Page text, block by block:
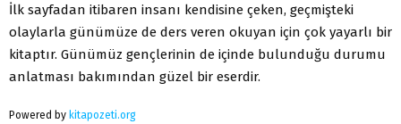
İlk sayfadan itibaren insanı kendisine çeken, geçmişteki
olaylarla günümüze de ders veren okuyan için çok yayarlı bir
kitaptır. Günümüz gençlerinin de içinde bulunduğu durumu
anlatması bakımından güzel bir eserdir.
Powered by kitapozeti.org